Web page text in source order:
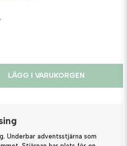
LÄGG I VARUKORGEN
Underbar adventsstjärna som